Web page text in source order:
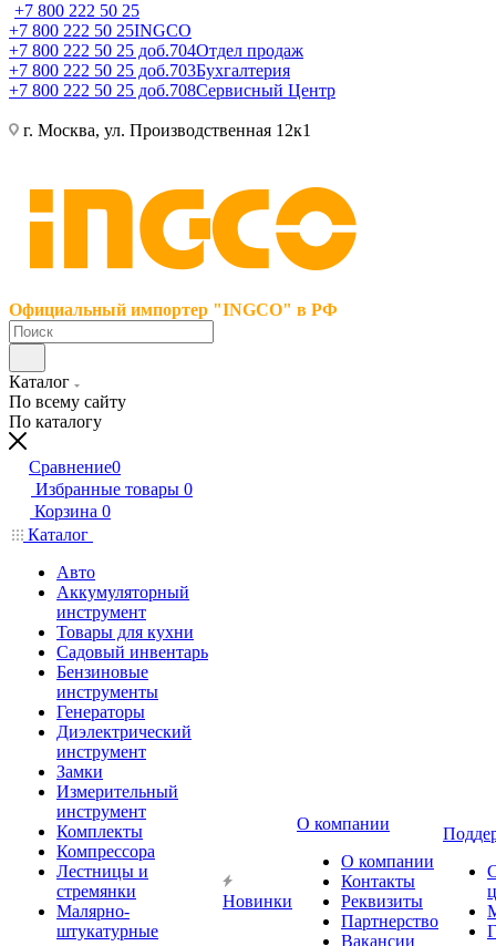
+7 800 222 50 25
+7 800 222 50 25INGCO
+7 800 222 50 25 доб.704Отдел продаж
+7 800 222 50 25 доб.703Бухгалтерия
+7 800 222 50 25 доб.708Сервисный Центр
г. Москва, ул. Производственная 12к1
Официальный импортер "INGCO" в РФ
Каталог
По всему сайту
По каталогу
Сравнение0
Избранные товары 0
Корзина 0
Каталог
Авто
Аккумуляторный
инструмент
Товары для кухни
Садовый инвентарь
Бензиновые
инструменты
Генераторы
Диэлектрический
инструмент
Замки
Измерительный
инструмент
Комплекты
Компрессора
Лестницы и
стремянки
Малярно-
штукатурные
Новинки
О компании
О компании
Контакты
Реквизиты
Партнерство
Вакансии